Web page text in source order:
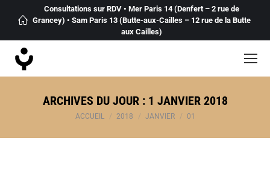
Consultations sur RDV • Mer Paris 14 (Denfert – 2 rue de
Grancey) • Sam Paris 13 (Butte-aux-Cailles – 12 rue de la Butte
aux Cailles)
ARCHIVES DU JOUR : 1 JANVIER 2018
Vous êtes ici :
ACCUEIL 2018 JANVIER 01